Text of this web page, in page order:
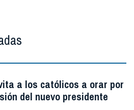
a los católicos a orar por
del nuevo presidente